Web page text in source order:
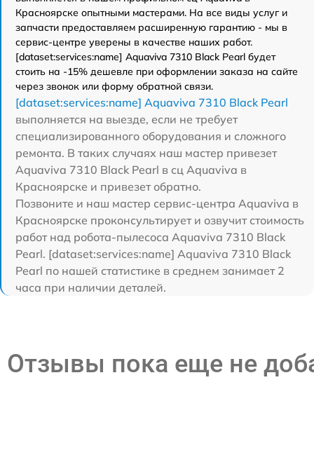
Красноярске опытными мастерами. На все виды услуг и
запчасти предоставляем расширенную гарантию - мы в
сервис-центре уверены в качестве наших работ.
[dataset:services:name] Aquaviva 7310 Black Pearl будет
стоить на -15% дешевле при оформлении заказа на сайте
через звонок или форму обратной связи.
[dataset:services:name] Aquaviva 7310 Black Pearl
выполняется на выезде, если не требует
специализированного оборудования и сложного
ремонта. В таких случаях наш мастер привезет
Aquaviva 7310 Black Pearl в сц Aquaviva в
Красноярске и привезет обратно.
Позвоните и наш мастер сервис-центра Aquaviva в
Красноярске проконсультирует и озвучит стоимость
работ над робота-пылесоса Aquaviva 7310 Black
Pearl. [dataset:services:name] Aquaviva 7310 Black
Pearl по нашей статистике в среднем занимает 2
часа при наличии деталей.
Отзывы пока еще не